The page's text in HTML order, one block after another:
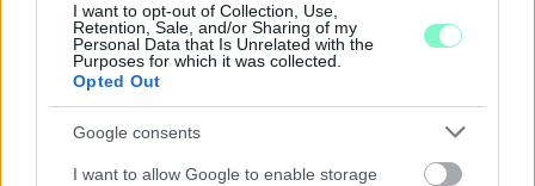
I want to opt-out of Collection, Use,
Retention, Sale, and/or Sharing of my
Personal Data that Is Unrelated with the
Purposes for which it was collected.
Opted Out
Google consents
I want to allow Google to enable storage
Hétfőn hajnali négy órától ismét minden közlekedő használhatja
az átkelőt, az autóbuszok is visszatérnek eredeti útvonalukra.
Szólj hozzá!